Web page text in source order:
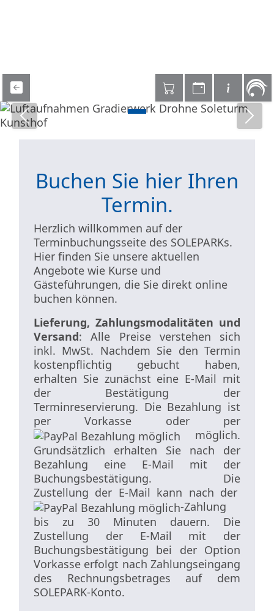
Vorheriges Bild
Buchen Sie hier Ihren
Termin.
Herzlich willkommen auf der
Terminbuchungsseite des SOLEPARKs.
Hier finden Sie unsere aktuellen
Angebote wie Kurse und
Gästeführungen, die Sie direkt online
buchen können.
Lieferung, Zahlungsmodalitäten und
Versand: Alle Preise verstehen sich
inkl. MwSt. Nachdem Sie den Termin
kostenpflichtig gebucht haben,
erhalten Sie zunächst eine E-Mail mit
der Bestätigung der
Terminreservierung. Die Bezahlung ist
per Vorkasse oder per
möglich.
Grundsätzlich erhalten Sie nach der
Bezahlung eine E-Mail mit der
Buchungsbestätigung. Die
Zustellung der E-Mail kann nach der
-Zahlung
bis zu 30 Minuten dauern. Die
Zustellung der E-Mail mit der
Buchungsbestätigung bei der Option
Vorkasse erfolgt nach Zahlungseingang
des Rechnungsbetrages auf dem
SOLEPARK-Konto.